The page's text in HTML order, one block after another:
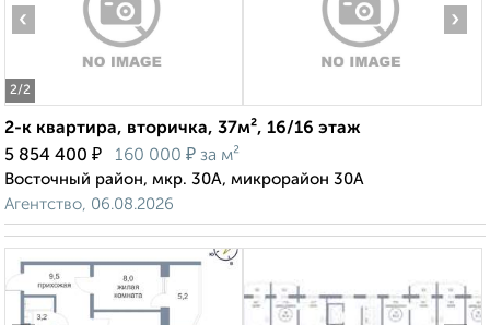
2/2
‹ ›
2-к квартира, вторичка, 37м², 16/16 этаж
5 854 400 ₽ 160 000 ₽ за м²
Восточный район, мкр. 30А, микрорайон 30А
Агентство, 06.08.2026